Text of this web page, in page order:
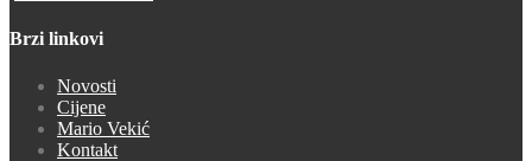
Brzi linkovi
Novosti
Cijene
Mario Vekić
Kontakt